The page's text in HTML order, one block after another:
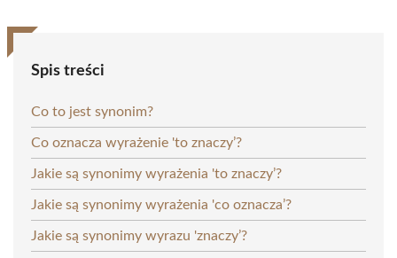
Spis treści
Co to jest synonim?
Co oznacza wyrażenie 'to znaczy’?
Jakie są synonimy wyrażenia 'to znaczy’?
Jakie są synonimy wyrażenia 'co oznacza’?
Jakie są synonimy wyrazu 'znaczy’?